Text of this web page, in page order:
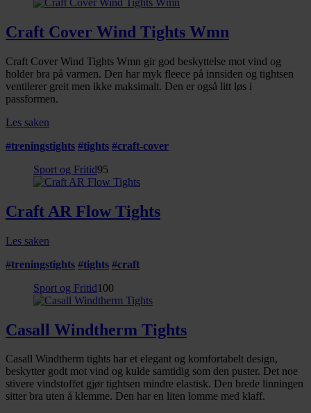
Craft Cover Wind Tights Wmn
Craft Cover Wind Tights Wmn gir god beskyttelse mot vind og
holder bra på varmen. Den har myk fleece på innsiden og tightsen
ventilerer greit men ikke maksimalt. Den er også litt løs i
passformen.
Les saken
#treningstights #tights #craft-cover
Sport og Fritid95
Craft AR Flow Tights
Les saken
#treningstights #tights #craft
Sport og Fritid100
Casall Windtherm Tights
Casall Windtherm tights har et elegant og komfortabelt design,
beskytter godt mot vind og kulde samtidig som den puster. Det noe
stivere vindstoffet gjør tightsen mindre elastisk. Den brede linningen
sitter bra uten å klemme. Den har en liten lomme med klaff.